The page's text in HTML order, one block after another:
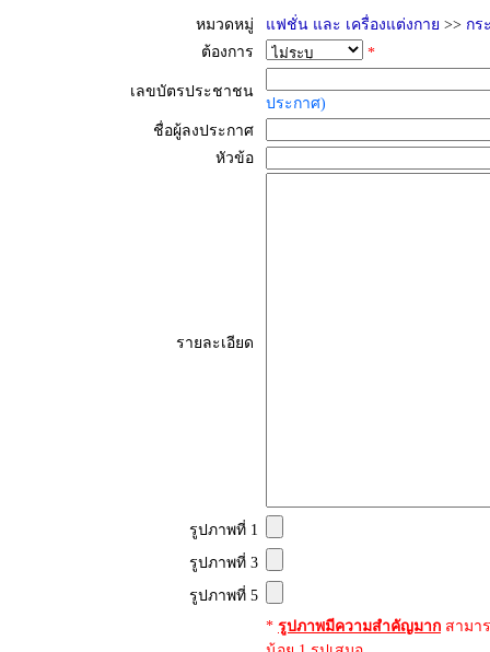
หมวดหมู่ แฟชั่น และ เครื่องแต่งกาย >> กร
ต้องการ
*
เลขบัตรประชาชน
ประกาศ)
ชื่อผู้ลงประกาศ
หัวข้อ
รายละเอียด
รูปภาพที่ 1
รูปภาพที่ 3
รูปภาพที่ 5
* รูปภาพมีความสำคัญมาก สามา